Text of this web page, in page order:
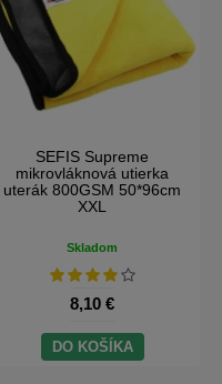
SEFIS PRO univerzálna
kukla pod prilbu
Na dotaz
4,00 €
NA DOTAZ